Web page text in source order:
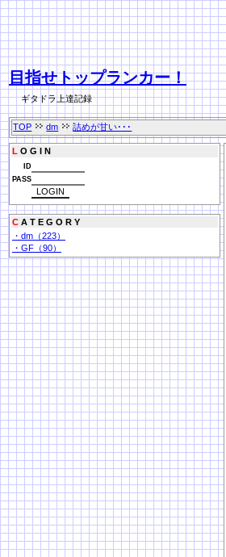
目指せトップランカー！
ギタドラ上達記録
TOP
dm 詰めが甘い･･･
L O G I N
ID
PASS
C A T E G O R Y
・dm（223）
・GF（90）